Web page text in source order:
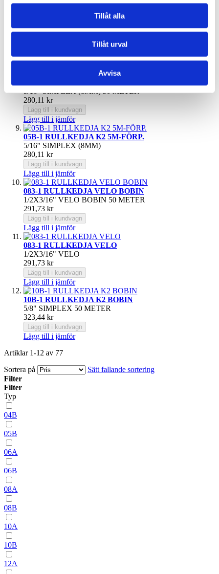
Tillåt alla
Tillåt urval
Avvisa
06A-1 RULLKEDJA 5M-FÖRP.
Lägg till i kundvagn
5/16" SIMPLEX (8MM) 50 METER
280,11 kr
Lägg till i kundvagn
Lägg till i jämför
05B-1 RULLKEDJA K2 5M-FÖRP.
5/16" SIMPLEX (8MM)
280,11 kr
Lägg till i kundvagn
Lägg till i jämför
083-1 RULLKEDJA VELO BOBIN
1/2X3/16" VELO BOBIN 50 METER
291,73 kr
Lägg till i kundvagn
Lägg till i jämför
083-1 RULLKEDJA VELO
1/2X3/16" VELO
291,73 kr
Lägg till i kundvagn
Lägg till i jämför
10B-1 RULLKEDJA K2 BOBIN
5/8" SIMPLEX 50 METER
323,44 kr
Lägg till i kundvagn
Lägg till i jämför
Artiklar 1-12 av 77
Sortera på
Sätt fallande sortering
Filter
Filter
Typ
04B
05B
06A
06B
08A
08B
10A
10B
12A